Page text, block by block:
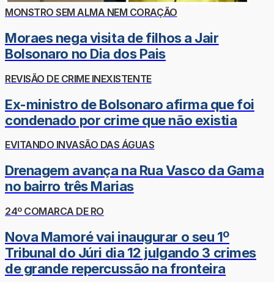
MONSTRO SEM ALMA NEM CORAÇÃO
Moraes nega visita de filhos a Jair
Bolsonaro no Dia dos Pais
REVISÃO DE CRIME INEXISTENTE
Ex-ministro de Bolsonaro afirma que foi
condenado por crime que não existia
EVITANDO INVASÃO DAS ÁGUAS
Drenagem avança na Rua Vasco da Gama
no bairro três Marias
24º COMARCA DE RO
Nova Mamoré vai inaugurar o seu 1º
Tribunal do Júri dia 12 julgando 3 crimes
de grande repercussão na fronteira